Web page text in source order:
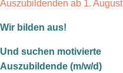
Auszubildenden ab 1. August
Wir bilden aus!
Und suchen motivierte
Auszubildende (m/w/d)